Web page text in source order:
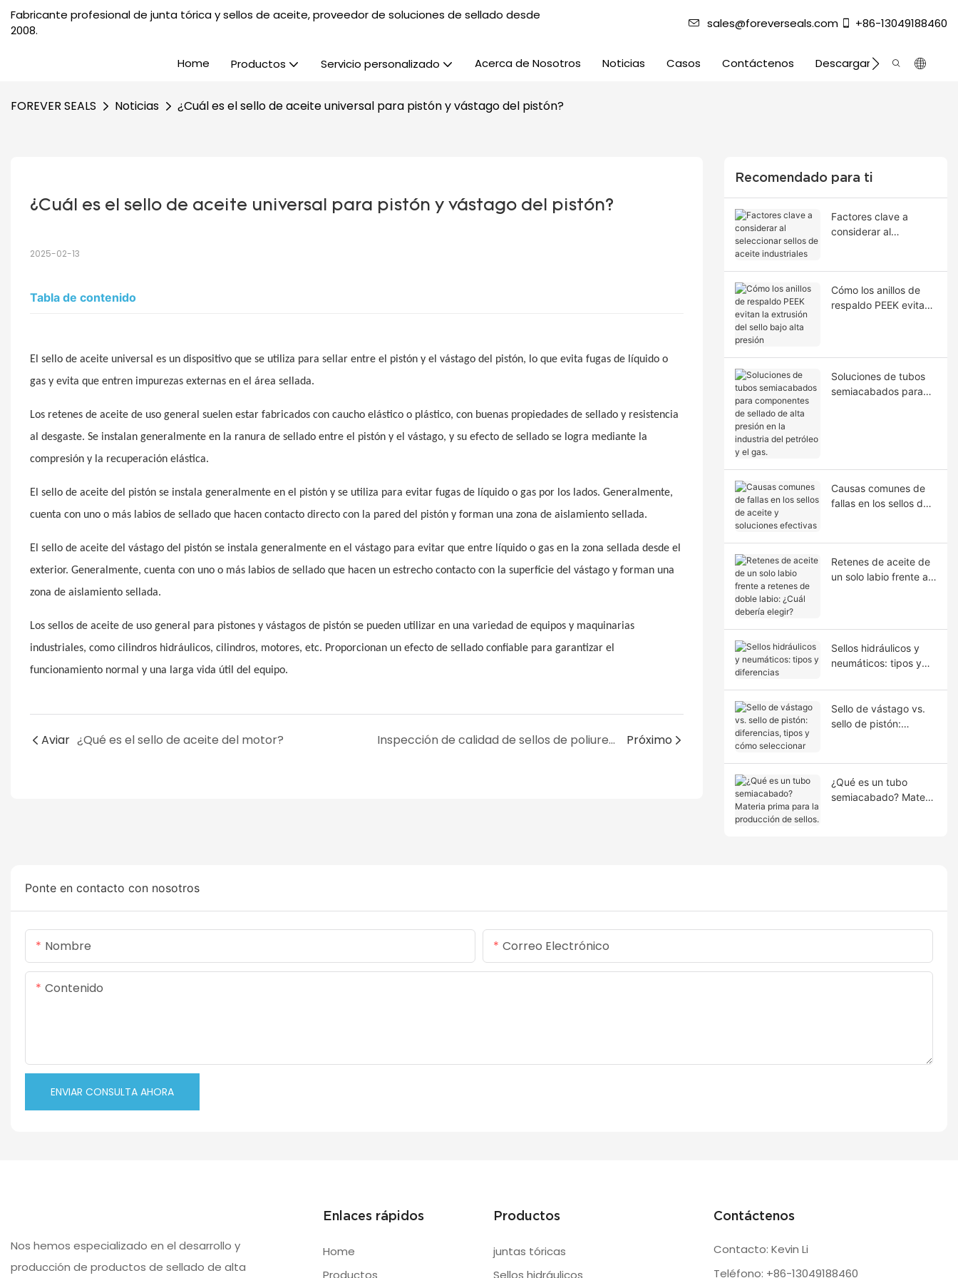
Fabricante profesional de junta tórica y sellos de aceite, proveedor de soluciones de sellado desde
2008.
sales@foreverseals.com +86-13049188460
Home Productos Servicio personalizado Acerca de Nosotros Noticias Casos Contáctenos Descargar
FOREVER SEALS Noticias ¿Cuál es el sello de aceite universal para pistón y vástago del pistón?
¿Cuál es el sello de aceite universal para pistón y vástago del pistón?
2025-02-13
Tabla de contenido
El sello de aceite universal es un dispositivo que se utiliza para sellar entre el pistón y el vástago del pistón, lo que evita fugas de líquido o
gas y evita que entren impurezas externas en el área sellada.
Los retenes de aceite de uso general suelen estar fabricados con caucho elástico o plástico, con buenas propiedades de sellado y resistencia
al desgaste. Se instalan generalmente en la ranura de sellado entre el pistón y el vástago, y su efecto de sellado se logra mediante la
compresión y la recuperación elástica.
El sello de aceite del pistón se instala generalmente en el pistón y se utiliza para evitar fugas de líquido o gas por los lados. Generalmente,
cuenta con uno o más labios de sellado que hacen contacto directo con la pared del pistón y forman una zona de aislamiento sellada.
El sello de aceite del vástago del pistón se instala generalmente en el vástago para evitar que entre líquido o gas en la zona sellada desde el
exterior. Generalmente, cuenta con uno o más labios de sellado que hacen un estrecho contacto con la superficie del vástago y forman una
zona de aislamiento sellada.
Los sellos de aceite de uso general para pistones y vástagos de pistón se pueden utilizar en una variedad de equipos y maquinarias
industriales, como cilindros hidráulicos, cilindros, motores, etc. Proporcionan un efecto de sellado confiable para garantizar el
funcionamiento normal y una larga vida útil del equipo.
Aviar ¿Qué es el sello de aceite del motor? Inspección de calidad de sellos de poliuretano Próximo
Recomendado para ti
Factores clave a
considerar al
Cómo los anillos de
respaldo PEEK evitan
Soluciones de tubos
semiacabados para
Causas comunes de
fallas en los sellos de
Retenes de aceite de
un solo labio frente a
Sellos hidráulicos y
neumáticos: tipos y
Sello de vástago vs.
sello de pistón:
¿Qué es un tubo
semiacabado? Materia
Ponte en contacto con nosotros
Nombre Correo Electrónico
Contenido
ENVIAR CONSULTA AHORA
Nos hemos especializado en el desarrollo y
producción de productos de sellado de alta
Enlaces rápidos
Home
Productos
Productos
juntas tóricas
Sellos hidráulicos
Contáctenos
Contacto: Kevin Li
Teléfono: +86-13049188460